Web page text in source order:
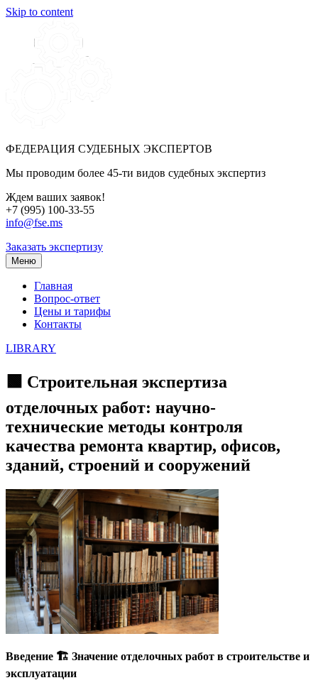
Skip to content
ФЕДЕРАЦИЯ СУДЕБНЫХ ЭКСПЕРТОВ
Мы проводим более 45-ти видов судебных экспертиз
Ждем ваших заявок!
+7 (995) 100-33-55
info@fse.ms
Заказать экспертизу
Меню
Главная
Вопрос-ответ
Цены и тарифы
Контакты
LIBRARY
🟩 Строительная экспертиза
отделочных работ: научно-
технические методы контроля
качества ремонта квартир, офисов,
зданий, строений и сооружений
Введение 🏗 ️ Значение отделочных работ в строительстве и
эксплуатации